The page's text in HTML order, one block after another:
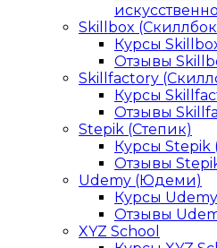
Skillbox
Курсы
Отзывы
Skillfactory
Курсы
Отзывы
Stepik (Степик)
Курсы Stepik
Отзывы
Udemy (Юдеми)
Курсы
Отзывы
XYZ School